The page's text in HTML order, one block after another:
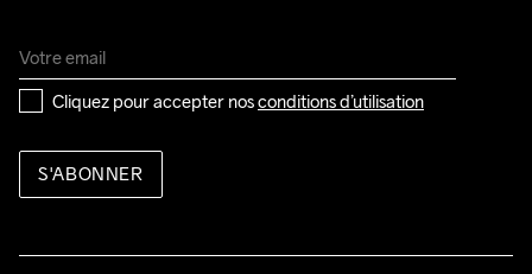
Cliquez pour accepter nos conditions d’utilisation
S'ABONNER